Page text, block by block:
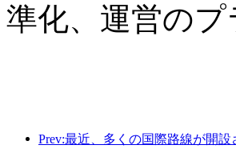
準化、運営の